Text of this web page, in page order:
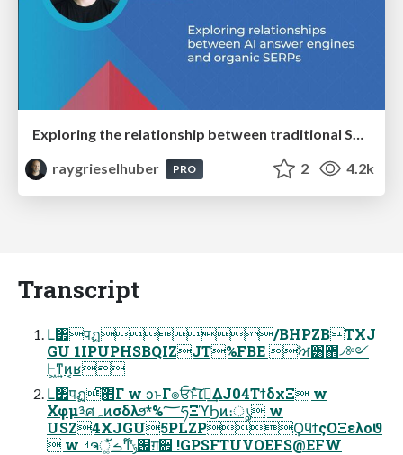
Exploring the relationship between traditional SERPs and Gen AI search
raygrieselhuber
PRO 2 4.2k
Transcript
Լ৿पฏ/BHPZBTXJ
GU 1IPUPHSBQIZJT%FBE ࣸਅ͸΋͏৴༻
Ͱ͖ͳ͍ͷ͔ʁ
Լ৿पฏͨ͠΋Γ w ͻͱΓ๏ਓͱͯ͠׆ಈ͢ΔJ04ΤϯδχΞ w
Χφμ༣ศہͷσδλϧ*%؅ཧΞϓϦͷ։ൃ w
USZ4XJGU5PLZPϘϥϯςΟΞελοϑ
 w ࡳຈࡏॅ͚ͩͲ໊ݹ԰ग़਎ !GPSFTUVOEFS@EFW